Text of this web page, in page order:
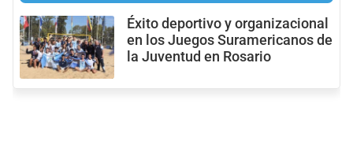
Éxito deportivo y organizacional
en los Juegos Suramericanos de
la Juventud en Rosario